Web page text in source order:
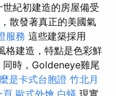
紀初建造的房屋備受
散發著真正的美國氣
服務 這些建築採用
格建造，特點是色彩鮮
時，Goldeneye雞尾
是卡式台胞證 竹北月
頁 歐式外燴 白蟻 現實